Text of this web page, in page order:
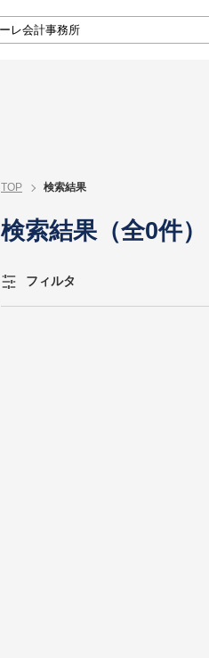
TOP 検索結果
検索結果（全0件）
フィルタ